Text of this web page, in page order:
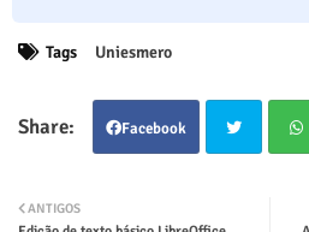
Tags Uniesmero
Facebook
ANTIGOS